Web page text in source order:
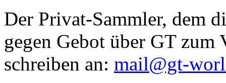
Der Privat-Sammler, dem
gegen Gebot über GT zum
schreiben an: mail@gt-